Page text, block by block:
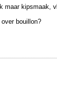
maar kipsmaak,
bouillon?